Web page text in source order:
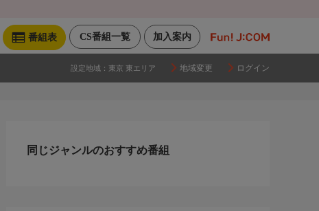
加入案内
CS番組一覧
番組表
設定地域： 東京 東エリア 地域変更 ログイン
同じジャンルのおすすめ番組